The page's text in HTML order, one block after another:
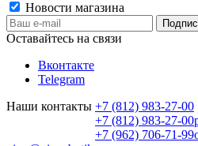
Новости магазина
Оставайтесь на связи
Вконтакте
Telegram
Наши контакты +7 (812) 983-27-00
+7 (812) 983-27-00
+7 (962) 706-71-99